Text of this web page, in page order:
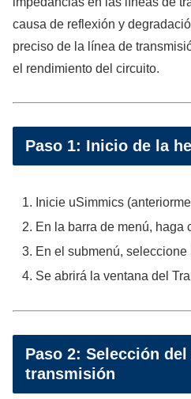
causa de reflexión y
preciso de la línea de
el rendimiento del circuito.
Paso 1: Inicio de la
Inicie uSimmics
En la barra de menú, haga
En el submenú, seleccione
Se abrirá la ventana del
Paso 2: Selección
transmisión